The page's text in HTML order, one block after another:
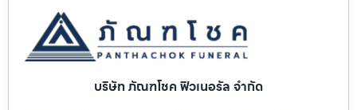
บริษัท ภัณฑโชค ฟิวเนอรัล จำกัด